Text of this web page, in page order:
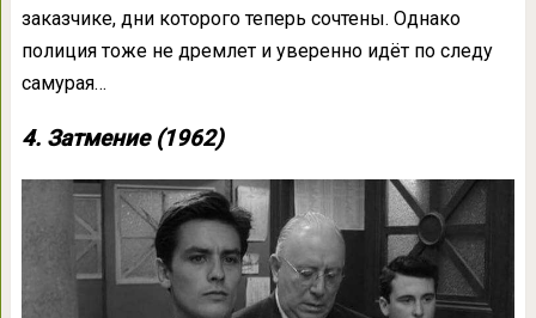
заказчике, дни которого теперь сочтены. Однако
полиция тоже не дремлет и уверенно идёт по следу
самурая…
4. Затмение (1962)